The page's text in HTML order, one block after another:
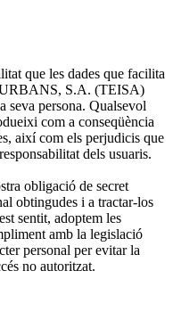
que les dades que facilita
S.A. (TEISA)
seva persona. Qualsevol
com a conseqüència
així com els perjudicis que
dels usuaris.
obligació de secret
obtingudes i a tractar-los
sentit, adoptem les
amb la legislació
personal per evitar la
no autoritzat.